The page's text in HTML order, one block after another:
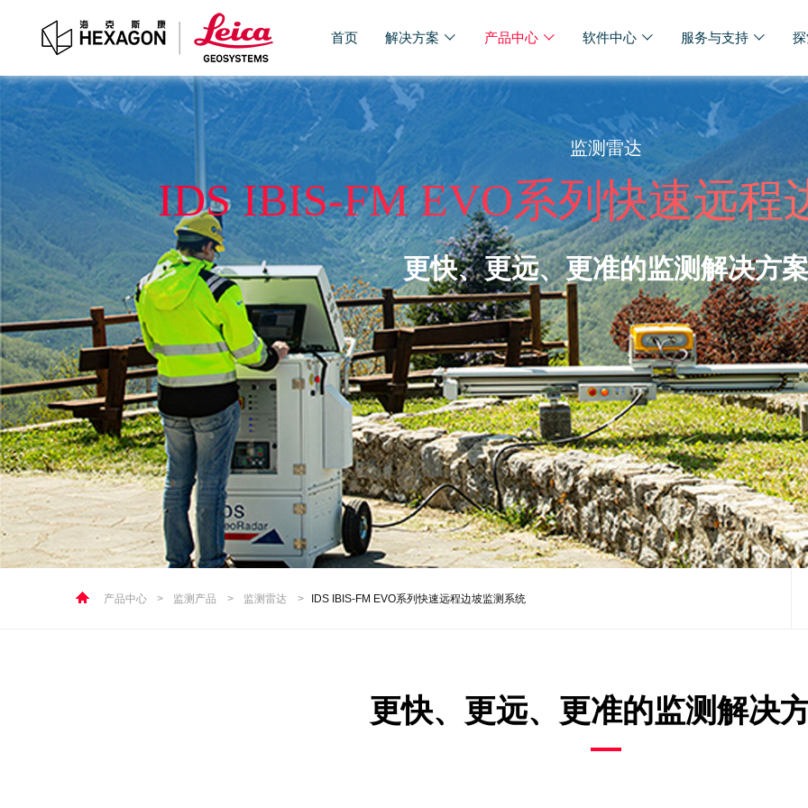
首页 解决方案 产品中心 软件中心 服务与支持
监测雷达
IDS IBIS-FM EVO系列快速远程
更快、更远、更准的监测解决方案
产品中心 > 监测产品 > 监测雷达 > IDS IBIS-FM EVO系列快速远程边坡监测系统
更快、更远、更准的监测解决